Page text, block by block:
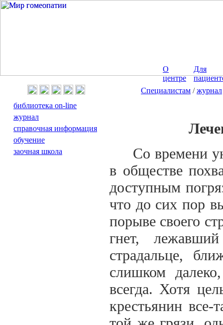
О
центре
Для
Специалистам /журнал
Со времени
в обществе
доступным
что до сих пор
порыве своего
гнет,
страдальце,
слишком
всегда. Хотя
крестьянин
библиотека on-line
журнал
справочная информация
обучение
заочная школа